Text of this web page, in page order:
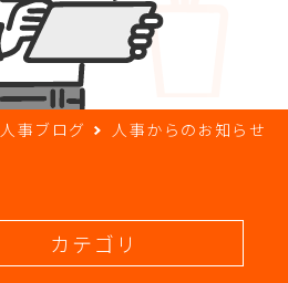
人事ブログ 人事からのお知らせ
カテゴリ